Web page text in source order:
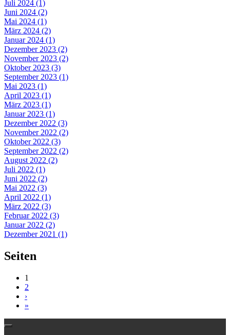
Juli 2024 (1)
Juni 2024 (2)
Mai 2024 (1)
März 2024 (2)
Januar 2024 (1)
Dezember 2023 (2)
November 2023 (2)
Oktober 2023 (3)
September 2023 (1)
Mai 2023 (1)
April 2023 (1)
März 2023 (1)
Januar 2023 (1)
Dezember 2022 (3)
November 2022 (2)
Oktober 2022 (3)
September 2022 (2)
August 2022 (2)
Juli 2022 (1)
Juni 2022 (2)
Mai 2022 (3)
April 2022 (1)
März 2022 (3)
Februar 2022 (3)
Januar 2022 (2)
Dezember 2021 (1)
Seiten
1
2
›
»